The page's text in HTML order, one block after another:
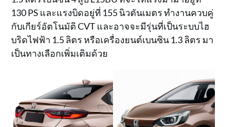
130 PS และแรงบิดอยู่ที่ 155 นิวตันเมตร ทำงานควบคู่
กับเกียร์อัตโนมัติ CVT และอาจจะมีรุ่นที่เป็นระบบไฮ
บริดไฟฟ้า 1.5 ลิตร หรือเครื่องยนต์เบนซิน 1.3 ลิตร มา
เป็นทางเลือกเพิ่มเติมด้วย